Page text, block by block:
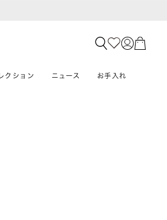
クション ニュース お手入れ